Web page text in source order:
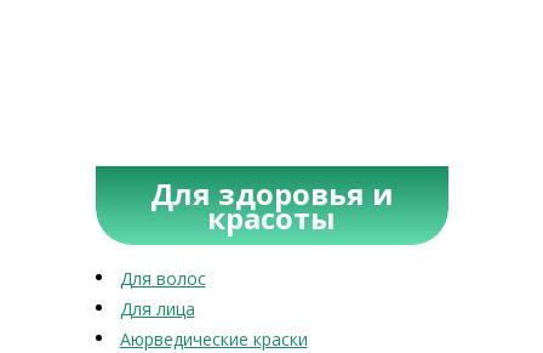
Для здоровья и
красоты
Для волос
Для лица
Аюрведические краски